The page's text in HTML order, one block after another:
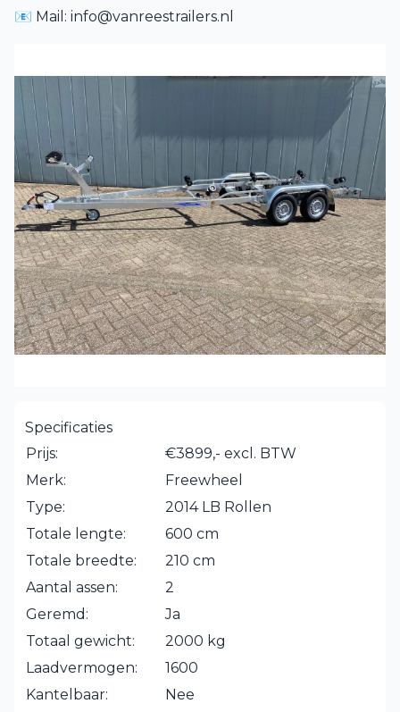
📧 Mail: info@vanreestrailers.nl
Specificaties
Prijs:
€3899,- excl. BTW
Merk:
Freewheel
Type:
2014 LB Rollen
Totale lengte:
600 cm
Totale breedte:
210 cm
Aantal assen:
2
Geremd:
Ja
Totaal gewicht:
2000 kg
Laadvermogen:
1600
Kantelbaar:
Nee